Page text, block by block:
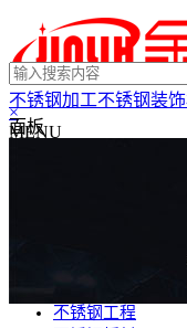
×
MENU
不锈钢踢脚
不锈钢电梯
不锈钢工程
不锈钢加工不锈钢装
面板